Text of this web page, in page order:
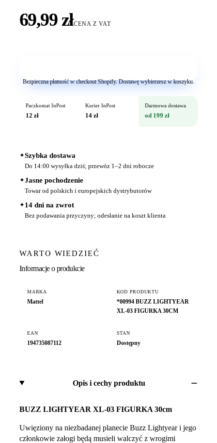
69,99 złCENA Z VAT
Bezpieczna płatność w checkout Shopify. Dostawę wybierzesz w koszyku.
Paczkomat InPost
12 zł
Kurier InPost
14 zł
Darmowa dostawa
od 199 zł
✦Szybka dostawa
Do 14:00 wysyłka dziś; przewóz 1–2 dni robocze
✦Jasne pochodzenie
Towar od polskich i europejskich dystrybutorów
✦14 dni na zwrot
Bez podawania przyczyny; odesłanie na koszt klienta
WARTO WIEDZIEĆ
Informacje o produkcie
MARKA
Mattel
KOD PRODUKTU
*00994 BUZZ LIGHTYEAR
XL-03 FIGURKA 30CM
EAN
194735087112
STAN
Dostępny
Opis i cechy produktu
BUZZ LIGHTYEAR XL-03 FIGURKA 30cm
Uwięziony na niezbadanej planecie Buzz Lightyear i jego
członkowie załogi będą musieli walczyć z wrogimi